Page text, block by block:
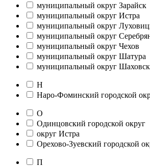
муниципальный округ Зарайск
муниципальный округ Истра
муниципальный округ
муниципальный округ
муниципальный округ Чехов
муниципальный округ Шатура
муниципальный округ
Н
Наро-Фоминский городской
О
Одинцовский городской округ
округ Истра
Орехово-Зуевский городской
П